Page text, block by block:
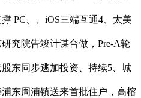
PC、、iOS三端互通4、太美
究院告竣计谋合做，Pre-A轮
东同步逃加投资、持续5、城
东周浦镇送来首批住户，高榕